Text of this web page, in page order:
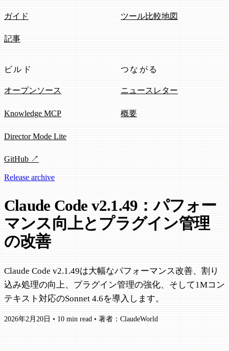
ガイド
記事
ツール比較地図
ビルド
オープンソース
Knowledge MCP
Director Mode Lite
GitHub ↗
つながる
ニュースレター
概要
Release archive
Claude Code v2.1.49：パフォー
マンス向上とプラグイン管理
の改善
Claude Code v2.1.49は大幅なパフォーマンス改善、割り
込み処理の向上、プラグイン管理の強化、そして1Mコン
テキスト対応のSonnet 4.6を導入します。
2026年2月20日 • 10 min read • 著者：ClaudeWorld